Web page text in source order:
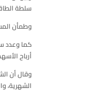
سلطة
وطمأن
أرباح الأسهم المقررة عن العام 2016، بالإضافة إلى انجاز